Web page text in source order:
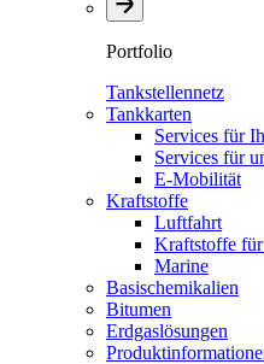
Portfolio
Tankstellennetz
Tankkarten
Services für
Services für
E-Mobilität
Kraftstoffe
Luftfahrt
Kraftstoffe
Marine
Basischemikalien
Bitumen
Erdgaslösungen